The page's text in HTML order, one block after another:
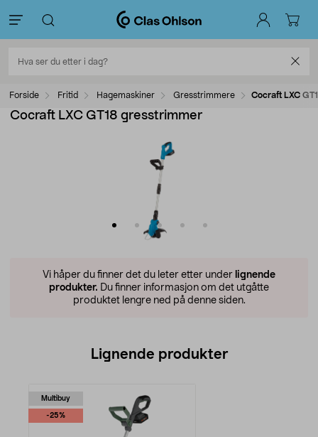
Forside Fritid Hagemaskiner Gresstrimmere Cocraft LXC
Cocraft LXC GT18 gresstrimmer
Vi håper du finner det du leter etter under lignende
produkter. Du finner informasjon om det utgåtte
produktet lengre ned på denne siden.
Lignende produkter
Multibuy
-25%